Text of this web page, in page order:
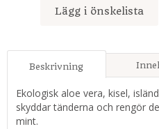
Lägg i önskelista
Beskrivning
Ekologisk aloe vera, kisel,
skyddar tänderna och rengör
mint.